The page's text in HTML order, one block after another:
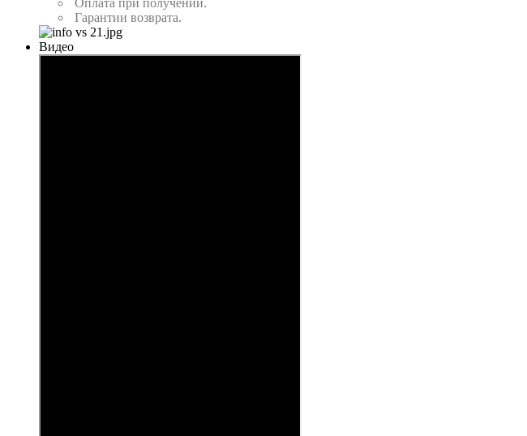
Оплата при получении.
Гарантии возврата.
Видео